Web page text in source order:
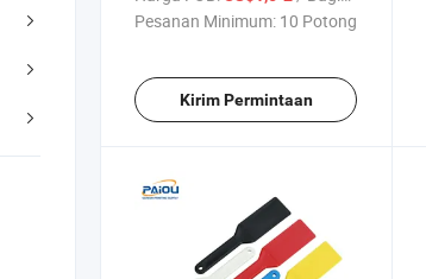
untuk Mencetak Sablon
Pesanan Minimum: 10 Potong
Kirim Permintaan